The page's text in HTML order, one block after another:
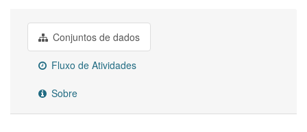
Conjuntos de dados
Fluxo de Atividades
Sobre